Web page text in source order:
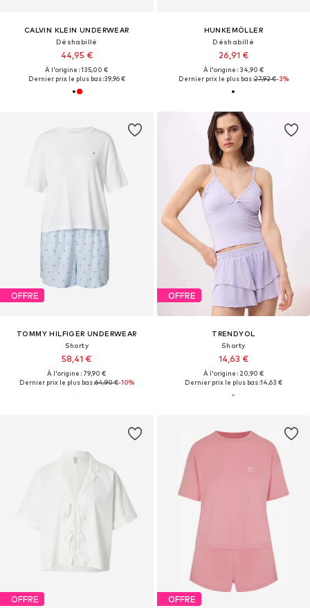
CALVIN KLEIN UNDERWEAR
Déshabillé
44,95 €
À l'origine : 135,00 €
Dernier prix le plus bas :39,96 €
HUNKEMÖLLER
Déshabillé
26,91 €
À l'origine : 34,90 €
Dernier prix le plus bas :27,92 €-3%
OFFRE
TOMMY HILFIGER UNDERWEAR
Shorty
58,41 €
À l'origine : 79,90 €
Dernier prix le plus bas :64,90 €-10%
OFFRE
TRENDYOL
Shorty
14,63 €
À l'origine : 20,90 €
Dernier prix le plus bas :14,63 €
OFFRE OFFRE